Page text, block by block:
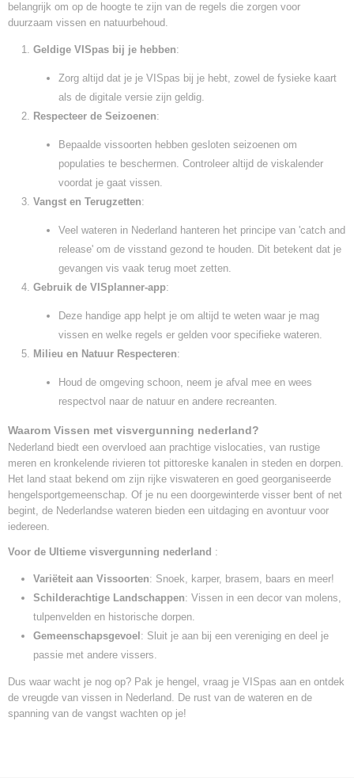
belangrijk om op de hoogte te zijn van de regels die zorgen voor
duurzaam vissen en natuurbehoud.
Geldige VISpas bij je hebben:
Zorg altijd dat je je VISpas bij je hebt, zowel de fysieke kaart
als de digitale versie zijn geldig.
Respecteer de Seizoenen:
Bepaalde vissoorten hebben gesloten seizoenen om
populaties te beschermen. Controleer altijd de viskalender
voordat je gaat vissen.
Vangst en Terugzetten:
Veel wateren in Nederland hanteren het principe van 'catch and
release' om de visstand gezond te houden. Dit betekent dat je
gevangen vis vaak terug moet zetten.
Gebruik de VISplanner-app:
Deze handige app helpt je om altijd te weten waar je mag
vissen en welke regels er gelden voor specifieke wateren.
Milieu en Natuur Respecteren:
Houd de omgeving schoon, neem je afval mee en wees
respectvol naar de natuur en andere recreanten.
Waarom Vissen met visvergunning nederland?
Nederland biedt een overvloed aan prachtige vislocaties, van rustige
meren en kronkelende rivieren tot pittoreske kanalen in steden en dorpen.
Het land staat bekend om zijn rijke viswateren en goed georganiseerde
hengelsportgemeenschap. Of je nu een doorgewinterde visser bent of net
begint, de Nederlandse wateren bieden een uitdaging en avontuur voor
iedereen.
Voor de Ultieme visvergunning nederland :
Variëteit aan Vissoorten: Snoek, karper, brasem, baars en meer!
Schilderachtige Landschappen: Vissen in een decor van molens,
tulpenvelden en historische dorpen.
Gemeenschapsgevoel : Sluit je aan bij een vereniging en deel je
passie met andere vissers.
Dus waar wacht je nog op? Pak je hengel, vraag je VISpas aan en ontdek
de vreugde van vissen in Nederland. De rust van de wateren en de
spanning van de vangst wachten op je!